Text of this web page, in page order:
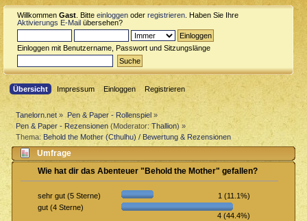
Willkommen Gast . Bitte einloggen oder registrieren . Haben Sie Ihre
Aktivierungs E-Mail übersehen?
Einloggen mit Benutzername, Passwort und Sitzungslänge
Übersicht Impressum Einloggen Registrieren
Tanelorn.net » Pen & Paper - Rollenspiel»
Pen & Paper - Rezensionen(Moderator:Thallion) »
Thema:Behold the Mother (Cthulhu) / Bewertung & Rezensionen
Umfrage
Wie hat dir das Abenteuer "Behold the Mother" gefallen?
sehr gut (5 Sterne)
1 (11.1%)
gut (4 Sterne)
4 (44.4%)